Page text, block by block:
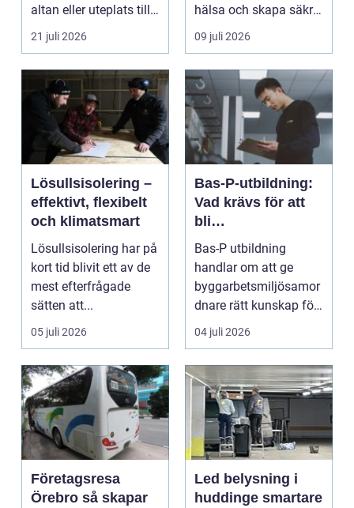
altan eller uteplats till
ett extra rum under
somma...
21 juli 2026
hälsa och skapa säkra
m...
09 juli 2026
Lösullsisolering –
effektivt, flexibelt
och klimatsmart
Lösullsisolering har på
kort tid blivit ett av de
mest efterfrågade
sätten att...
05 juli 2026
Bas-P-utbildning:
Vad krävs för att
bli
byggarbetsmiljösa
mordnare?
Bas-P utbildning
handlar om att ge
byggarbetsmiljösamor
dnare rätt kunskap för
att pla...
04 juli 2026
Företagsresa
Örebro så skapar
Led belysning i
huddinge smartare